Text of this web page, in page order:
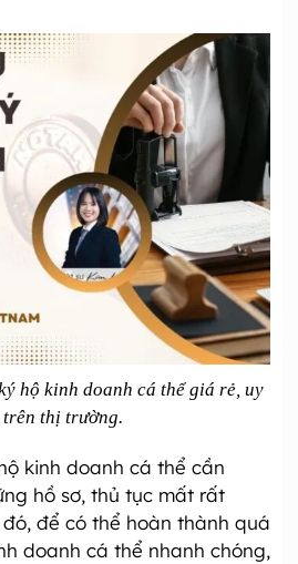
hộ kinh doanh cá thể giá rẻ, uy
thị trường.
kinh doanh cá thể cần
hồ sơ, thủ tục mất rất
để có thể hoàn thành quá
doanh cá thể nhanh chóng,